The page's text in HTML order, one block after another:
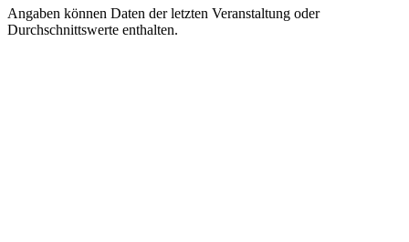
Angaben können Daten der letzten Veranstaltung oder
Durchschnittswerte enthalten.